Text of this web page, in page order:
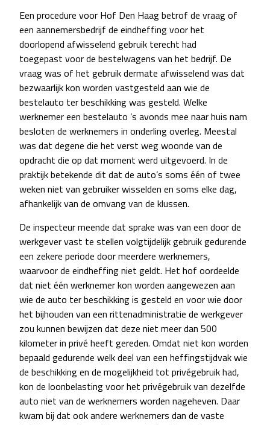
Een procedure voor Hof Den Haag betrof de vraag of
een aannemersbedrijf de eindheffing voor het
doorlopend afwisselend gebruik terecht had
toegepast voor de bestelwagens van het bedrijf. De
vraag was of het gebruik dermate afwisselend was dat
bezwaarlijk kon worden vastgesteld aan wie de
bestelauto ter beschikking was gesteld. Welke
werknemer een bestelauto ’s avonds mee naar huis nam
besloten de werknemers in onderling overleg. Meestal
was dat degene die het verst weg woonde van de
opdracht die op dat moment werd uitgevoerd. In de
praktijk betekende dit dat de auto’s soms één of twee
weken niet van gebruiker wisselden en soms elke dag,
afhankelijk van de omvang van de klussen.
De inspecteur meende dat sprake was van een door de
werkgever vast te stellen volgtijdelijk gebruik gedurende
een zekere periode door meerdere werknemers,
waarvoor de eindheffing niet geldt. Het hof oordeelde
dat niet één werknemer kon worden aangewezen aan
wie de auto ter beschikking is gesteld en voor wie door
het bijhouden van een rittenadministratie de werkgever
zou kunnen bewijzen dat deze niet meer dan 500
kilometer in privé heeft gereden. Omdat niet kon worden
bepaald gedurende welk deel van een heffingstijdvak wie
de beschikking en de mogelijkheid tot privégebruik had,
kon de loonbelasting voor het privégebruik van dezelfde
auto niet van de werknemers worden nageheven. Daar
kwam bij dat ook andere werknemers dan de vaste